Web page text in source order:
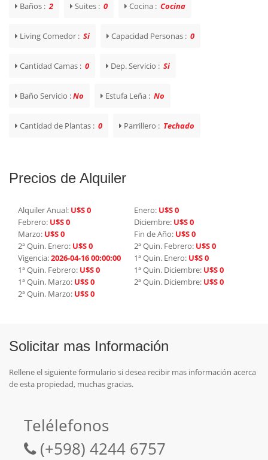
Baños : 2 Suites : 0 Cocina : Cocina
Living Comedor : Si Capacidad Personas : 0
Cantidad Camas : 0 Dep. Servicio : Si
Baño Servicio :No Estufa Leña : No
Cantidad de Plantas : 0 Parrillero : Techado
Precios de Alquiler
Alquiler Anual: U$S 0 Enero: U$S 0
Febrero: U$S 0 Diciembre: U$S 0
Marzo: U$S 0 Fin de Año: U$S 0
2ª Quin. Enero: U$S 0 2ª Quin. Febrero: U$S 0
Vigencia:2026-04-16 00:00:00 1ª Quin. Enero: U$S 0
1ª Quin. Febrero: U$S 0 1ª Quin. Diciembre: U$S 0
1ª Quin. Marzo: U$S 0 2ª Quin. Diciembre: U$S 0
2ª Quin. Marzo: U$S 0
Solicitar mas Información
Rellene el siguiente formulario si desea recibir mas información acerca
de esta propiedad, muchas gracias.
Telélefonos
(+598) 4244 6757